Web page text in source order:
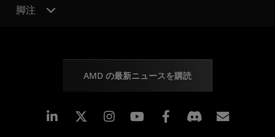
脚注
AMD の最新ニュースを購読
Linkedin Instagram Facebook